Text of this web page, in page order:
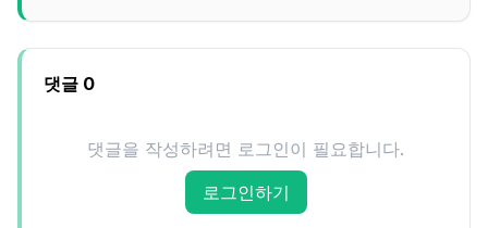
댓글 0
댓글을 작성하려면 로그인이 필요합니다.
로그인하기